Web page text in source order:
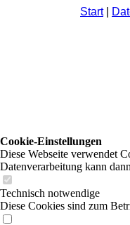
Start|
Cookie-Einstellungen
Diese Webseite verwendet
Datenverarbeitung kann
Technisch notwendige
Diese Cookies sind zum